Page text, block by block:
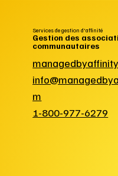
Services de gestion d'affinité
Gestion des
communautaires
m
1-800-977-6279